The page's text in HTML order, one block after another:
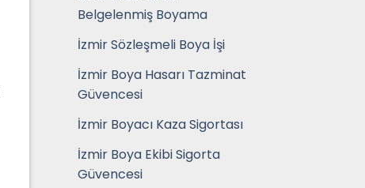
Belgelenmiş Boyama
İzmir Sözleşmeli Boya İşi
İzmir Boya Hasarı Tazminat
Güvencesi
İzmir Boyacı Kaza Sigortası
İzmir Boya Ekibi Sigorta
Güvencesi